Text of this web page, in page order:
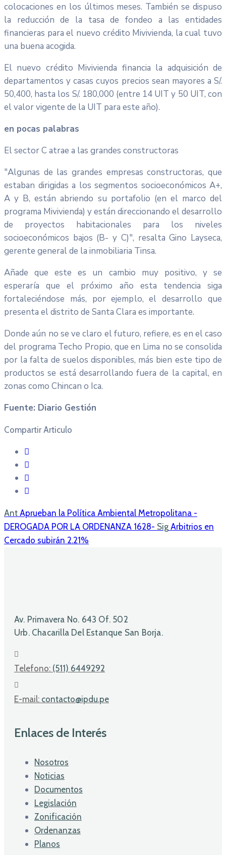
colocaciones en los últimos meses. También se dispuso
la reducción de la tasa de fondeo a las entidades
financieras para el nuevo crédito Mivivienda, la cual tuvo
una buena acogida.
El nuevo crédito Mivivienda financia la adquisición de
departamentos y casas cuyos precios sean mayores a S/.
50,400, hasta los S/. 180,000 (entre 14 UIT y 50 UIT, con
el valor vigente de la UIT para este año).
en pocas palabras
El sector C atrae a las grandes constructoras
"Algunas de las grandes empresas constructoras, que
estaban dirigidas a los segmentos socioeconómicos A+,
A y B, están abriendo su portafolio (en el marco del
programa Mivivienda) y están direccionando el desarrollo
de proyectos habitacionales para los niveles
socioeconómicos bajos (B- y C)", resalta Gino Layseca,
gerente general de la inmobiliaria Tinsa.
Añade que este es un cambio muy positivo, y se
esperaría que el próximo año esta tendencia siga
fortaleciéndose más, por ejemplo, el desarrollo que
presenta el distrito de Santa Clara es importante.
Donde aún no se ve claro el futuro, refiere, es en el caso
del programa Techo Propio, que en Lima no se consolida
por la falta de suelos disponibles, más bien este tipo de
productos se está desarrollando fuera de la capital, en
zonas como Chincan o Ica.
Fuente: Diario Gestión
Compartir Articulo
Ant Aprueban la Política Ambiental Metropolitana -
DEROGADA POR LA ORDENANZA 1628- Sig Arbitrios en
Cercado subirán 2.21%
Av. Primavera No. 643 Of. 502
Urb. Chacarilla Del Estanque San Borja.
Telefono: (511) 6449292
E-mail: contacto@ipdu.pe
Enlaces de Interés
Nosotros
Noticias
Documentos
Legislación
Zonificación
Ordenanzas
Planos